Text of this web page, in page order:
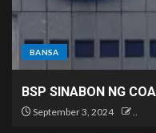
BANSA
BSP SINABON NG
September 3, 2024 ..